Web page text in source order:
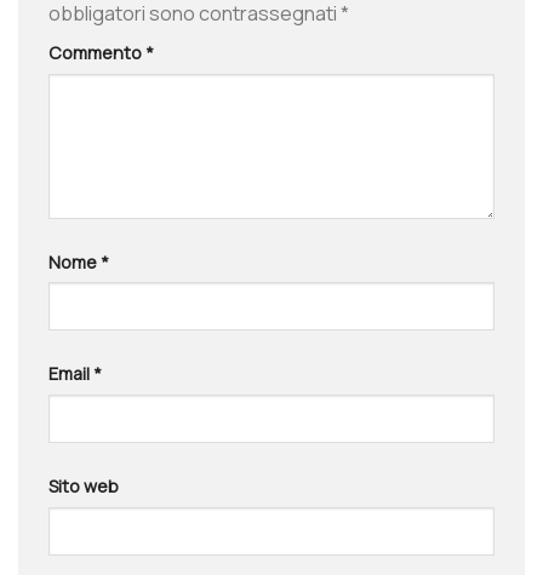
obbligatori sono contrassegnati*
Commento *
Nome *
Email *
Sito web